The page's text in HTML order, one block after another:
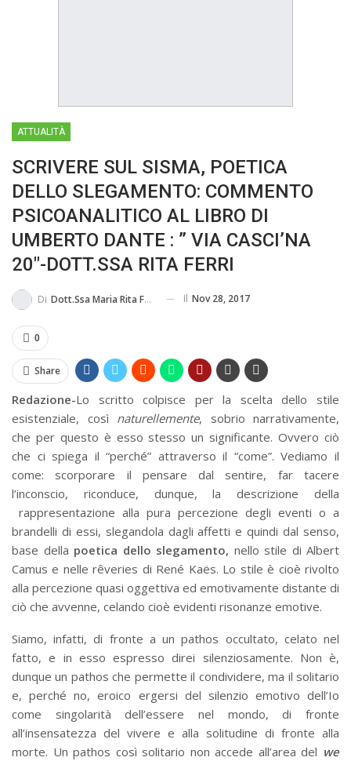
ATTUALITÀ
SCRIVERE SUL SISMA, POETICA
DELLO SLEGAMENTO: COMMENTO
PSICOANALITICO AL LIBRO DI
UMBERTO DANTE : ” VIA CASCI’NA
20″-DOTT.SSA RITA FERRI
Di Dott.ssa Maria Rita Ferri Il Nov 28, 2017
0
Share
Redazione-Lo scritto colpisce per la scelta dello stile
esistenziale, così naturellemente, sobrio narrativamente,
che per questo è esso stesso un significante. Ovvero ciò
che ci spiega il “perché” attraverso il “come”. Vediamo il
come: scorporare il pensare dal sentire, far tacere
l’inconscio, riconduce, dunque, la descrizione della
rappresentazione alla pura percezione degli eventi o a
brandelli di essi, slegandola dagli affetti e quindi dal senso,
base della poetica dello slegamento, nello stile di Albert
Camus e nelle rêveries di René Kaës. Lo stile è cioè rivolto
alla percezione quasi oggettiva ed emotivamente distante di
ciò che avvenne, celando cioè evidenti risonanze emotive.
Siamo, infatti, di fronte a un pathos occultato, celato nel
fatto, e in esso espresso direi silenziosamente. Non è,
dunque un pathos che permette il condividere, ma il solitario
e, perché no, eroico ergersi del silenzio emotivo dell’Io
come singolarità dell’essere nel mondo, di fronte
all’insensatezza del vivere e alla solitudine di fronte alla
morte. Un pathos così solitario non accede all’area del we